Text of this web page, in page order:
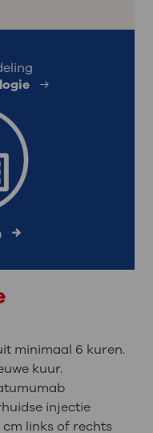
minimaal 6 kuren.
kuur.
injectie
links of rechts